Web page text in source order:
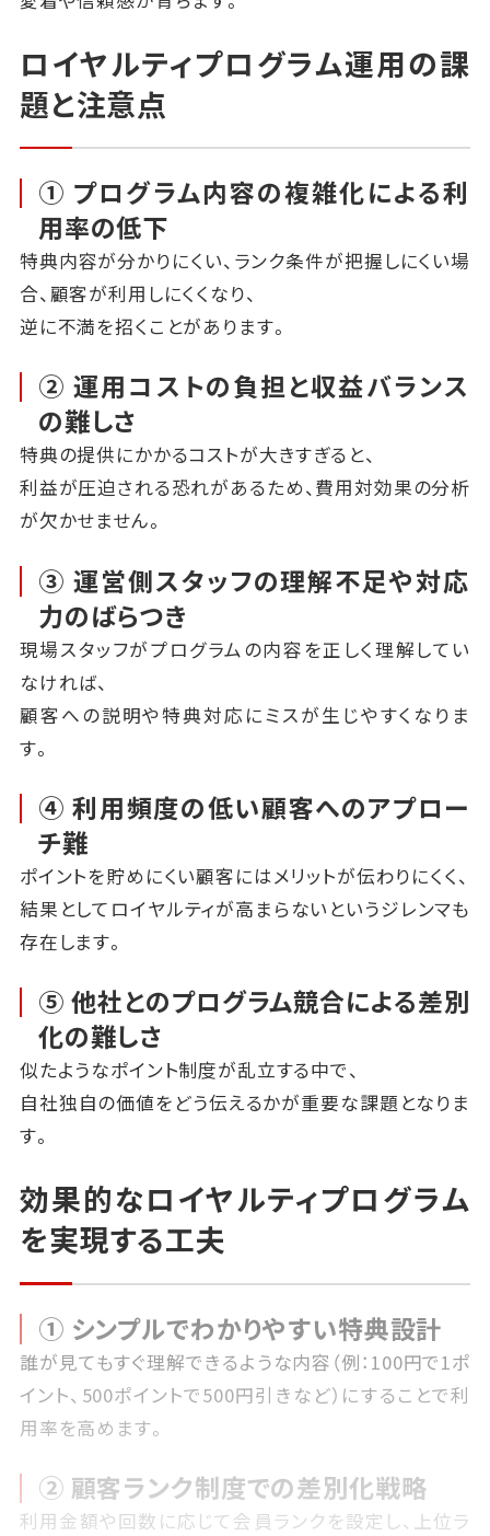
ロイヤルティプログラム運用の課
題と注意点
① プログラム内容の複雑化による利
用率の低下
特典内容が分かりにくい、ランク条件が把握しにくい場
合、顧客が利用しにくくなり、
逆に不満を招くことがあります。
② 運用コストの負担と収益バランス
の難しさ
特典の提供にかかるコストが大きすぎると、
利益が圧迫される恐れがあるため、費用対効果の分析
が欠かせません。
③ 運営側スタッフの理解不足や対応
力のばらつき
現場スタッフがプログラムの内容を正しく理解してい
なければ、
顧客への説明や特典対応にミスが生じやすくなりま
す。
④ 利用頻度の低い顧客へのアプロー
チ難
ポイントを貯めにくい顧客にはメリットが伝わりにくく、
結果としてロイヤルティが高まらないというジレンマも
存在します。
⑤ 他社とのプログラム競合による差別
化の難しさ
似たようなポイント制度が乱立する中で、
自社独自の価値をどう伝えるかが重要な課題となりま
す。
効果的なロイヤルティプログラム
を実現する工夫
① シンプルでわかりやすい特典設計
誰が見てもすぐ理解できるような内容（例：100円で1ポ
イント、500ポイントで500円引きなど）にすることで利
用率を高めます。
② 顧客ランク制度での差別化戦略
利用金額や回数に応じて会員ランクを設定し、上位ラ